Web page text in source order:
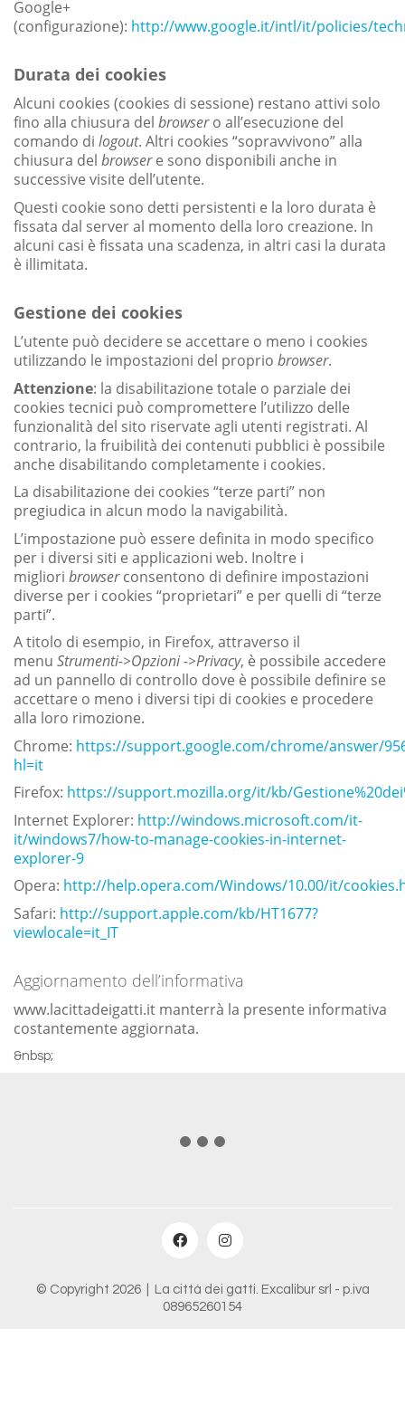
Google+
(configurazione): http://www.google.it/intl/it/policies/
Durata dei cookies
Alcuni cookies (cookies di sessione) restano attivi solo
fino alla chiusura del browsero all’esecuzione del
comando di logout. Altri cookies “sopravvivono” alla
chiusura del browsere sono disponibili anche in
successive visite dell’utente.
Questi cookie sono detti persistenti e la loro durata è
fissata dal server al momento della loro creazione. In
alcuni casi è fissata una scadenza, in altri casi la durata
è illimitata.
Gestione dei cookies
L’utente può decidere se accettare o meno i cookies
utilizzando le impostazioni del proprio browser.
Attenzione: la disabilitazione totale o parziale dei
cookies tecnici può compromettere l’utilizzo delle
funzionalità del sito riservate agli utenti registrati. Al
contrario, la fruibilità dei contenuti pubblici è possibile
anche disabilitando completamente i cookies.
La disabilitazione dei cookies “terze parti” non
pregiudica in alcun modo la navigabilità.
L’impostazione può essere definita in modo specifico
per i diversi siti e applicazioni web. Inoltre i
migliori browserconsentono di definire impostazioni
diverse per i cookies “proprietari” e per quelli di “terze
parti”.
A titolo di esempio, in Firefox, attraverso il
menu Strumenti->Opzioni ->Privacy, è possibile accedere
ad un pannello di controllo dove è possibile definire se
accettare o meno i diversi tipi di cookies e procedere
alla loro rimozione.
Chrome: https://support.google.com/chrome/answer/
hl=it
Firefox: https://support.mozilla.org/it/kb/
Internet Explorer: http://windows.microsoft.com/it-
it/windows7/how-to-manage-cookies-in-internet-
explorer-9
Opera: http://help.opera.com/Windows/10.00/it/
Safari: http://support.apple.com/kb/HT1677?
viewlocale=it_IT
Aggiornamento dell’informativa
www.lacittadeigatti.it manterrà la presente informativa
costantemente aggiornata.
&nbsp;
© Copyright 2026 | La città dei gatti. Excalibur srl - p.iva
08965260154